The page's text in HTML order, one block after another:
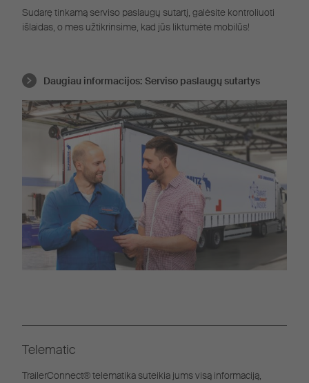
Sudarę tinkamą serviso paslaugų sutartį, galėsite kontroliuoti
išlaidas, o mes užtikrinsime, kad jūs liktumėte mobilūs!
Daugiau informacijos: Serviso paslaugų sutartys
Telematic
TrailerConnect® telematika suteikia jums visą informaciją,